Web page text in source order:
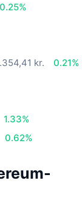
0.25%
kr.
0.21%
1.33%
0.62%